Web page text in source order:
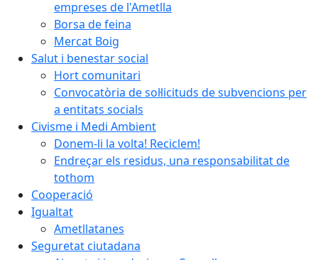
empreses de l'Ametlla
Borsa de feina
Mercat Boig
Salut i benestar social
Hort comunitari
Convocatòria de sol·licituds de subvencions per
a entitats socials
Civisme i Medi Ambient
Donem-li la volta! Reciclem!
Endreçar els residus, una responsabilitat de
tothom
Cooperació
Igualtat
Ametllatanes
Seguretat ciutadana